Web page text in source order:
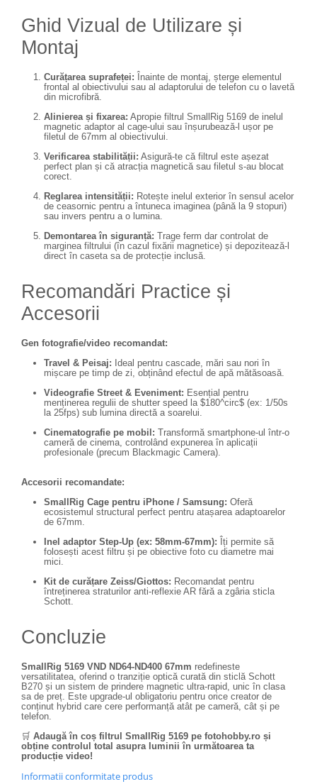
Ghid Vizual de Utilizare și
Montaj
Curățarea suprafeței: Înainte de montaj, șterge elementul
frontal al obiectivului sau al adaptorului de telefon cu o lavetă
din microfibră.
Alinierea și fixarea: Apropie filtrul SmallRig 5169 de inelul
magnetic adaptor al cage-ului sau înșurubează-l ușor pe
filetul de 67mm al obiectivului.
Verificarea stabilității: Asigură-te că filtrul este așezat
perfect plan și că atracția magnetică sau filetul s-au blocat
corect.
Reglarea intensității: Rotește inelul exterior în sensul acelor
de ceasornic pentru a întuneca imaginea (până la 9 stopuri)
sau invers pentru a o lumina.
Demontarea în siguranță: Trage ferm dar controlat de
marginea filtrului (în cazul fixării magnetice) și depozitează-l
direct în caseta sa de protecție inclusă.
Recomandări Practice și
Accesorii
Gen fotografie/video recomandat:
Travel & Peisaj: Ideal pentru cascade, mări sau nori în
mișcare pe timp de zi, obținând efectul de apă mătăsoasă.
Videografie Street & Eveniment: Esențial pentru
menținerea regulii de shutter speed la $180^circ$ (ex: 1/50s
la 25fps) sub lumina directă a soarelui.
Cinematografie pe mobil: Transformă smartphone-ul într-o
cameră de cinema, controlând expunerea în aplicații
profesionale (precum Blackmagic Camera).
Accesorii recomandate:
SmallRig Cage pentru iPhone / Samsung: Oferă
ecosistemul structural perfect pentru atașarea adaptoarelor
de 67mm.
Inel adaptor Step-Up (ex: 58mm-67mm): Îți permite să
folosești acest filtru și pe obiective foto cu diametre mai
mici.
Kit de curățare Zeiss/Giottos: Recomandat pentru
întreținerea straturilor anti-reflexie AR fără a zgâria sticla
Schott.
Concluzie
SmallRig 5169 VND ND64-ND400 67mm redefineste
versatilitatea, oferind o tranziție optică curată din sticlă Schott
B270 și un sistem de prindere magnetic ultra-rapid, unic în clasa
sa de preț. Este upgrade-ul obligatoriu pentru orice creator de
conținut hybrid care cere performanță atât pe cameră, cât și pe
telefon.
🛒 Adaugă în coș filtrul SmallRig 5169 pe fotohobby.ro și
obține controlul total asupra luminii în următoarea ta
producție video!
Informatii conformitate produs